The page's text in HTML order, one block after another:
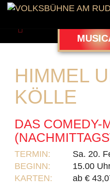
Zurück
HIMMEL
KÖLLE
DAS COMEDY-
TERMIN:
Sa. 20.
BEGINN:
15.00
KARTEN:
ab €